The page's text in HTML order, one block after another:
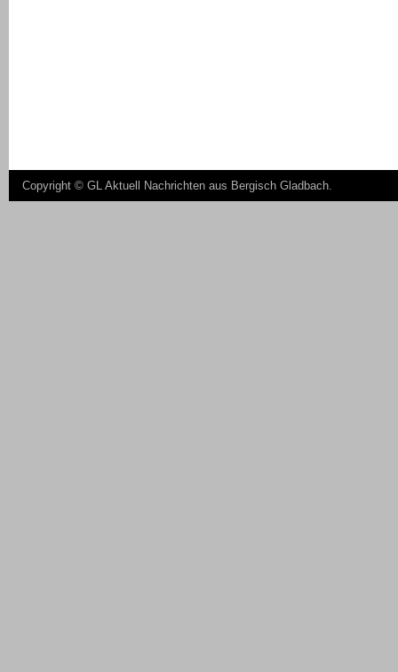
Copyright © GL Aktuell Nachrichten aus Bergisch Gladbach.